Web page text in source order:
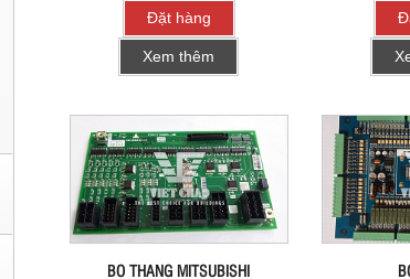
Đặt hàng
Xem thêm
BO THANG MITSUBISHI